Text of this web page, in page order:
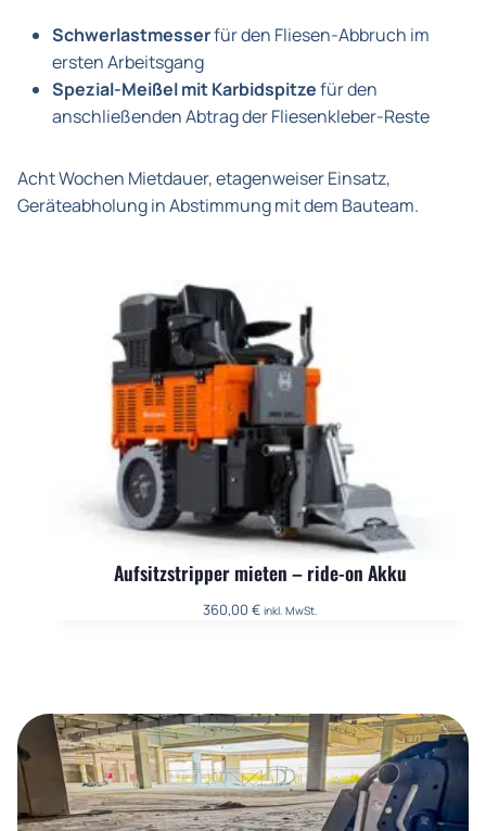
Schwerlastmesserfür den Fliesen-Abbruch im
ersten Arbeitsgang
Spezial-Meißel mit Karbidspitzefür den
anschließenden Abtrag der Fliesenkleber-Reste
Acht Wochen Mietdauer, etagenweiser Einsatz,
Geräteabholung in Abstimmung mit dem Bauteam.
Aufsitzstripper mieten – ride-on Akku
360,00 € inkl. MwSt.